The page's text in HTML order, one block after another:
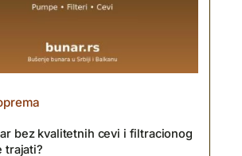
bez kvalitetnih cevi i filtracionog
trajati?